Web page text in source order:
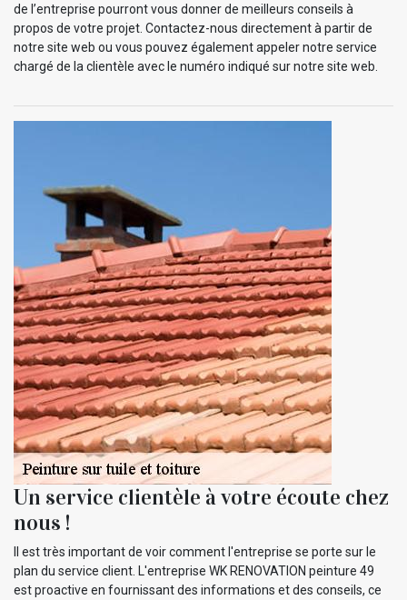
de l’entreprise pourront vous donner de meilleurs conseils à
propos de votre projet. Contactez-nous directement à partir de
notre site web ou vous pouvez également appeler notre service
chargé de la clientèle avec le numéro indiqué sur notre site web.
Un service clientèle à votre écoute chez
nous !
Il est très important de voir comment l'entreprise se porte sur le
plan du service client. L'entreprise WK RENOVATION peinture 49
est proactive en fournissant des informations et des conseils, ce